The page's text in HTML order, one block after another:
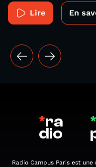
Lire En
*ra
dio
*
Radio Campus Paris est